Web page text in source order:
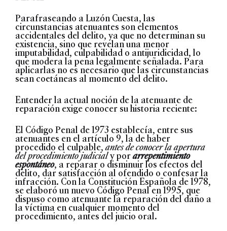
Parafraseando a Luzón Cuesta, las
circunstancias atenuantes son elementos
accidentales del delito, ya que no determinan su
existencia, sino que revelan una menor
imputabilidad, culpabilidad o antijuridicidad, lo
que modera la pena legalmente señalada. Para
aplicarlas no es necesario que las circunstancias
sean coetáneas al momento del delito.
Entender la actual noción de la atenuante de
reparación exige conocer su historia reciente:
El Código Penal de 1973 establecía, entre sus
atenuantes en el artículo 9, la de haber
procedido el culpable,antes de conocer la apertura
del procedimiento judicialy porarrepentimiento
espontáneo, a reparar o disminuir los efectos del
delito, dar satisfacción al ofendido o confesar la
infracción. Con la Constitución Española de 1978,
se elaboró un nuevo Código Penal en 1995, que
dispuso como atenuante la reparación del daño a
la víctima en cualquier momento del
procedimiento, antes del juicio oral.